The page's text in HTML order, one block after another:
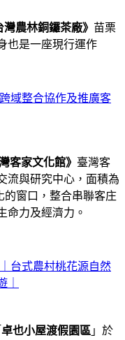
灣農林銅鑼茶廠》 苗栗
也是一座現行運作
域整合協作及推廣客
客家文化館》 臺灣客
流與研究中心，面積為
的窗口，整合串聯客庄
命力及經濟力。
台式農村桃花源自然
｜
卓也小屋渡假園區 」於